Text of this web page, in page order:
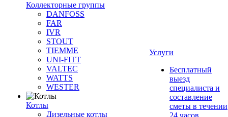
Коллекторные группы
DANFOSS
FAR
IVR
STOUT
TIEMME
UNI-FITT
VALTEC
WATTS
WESTER
Котлы
Дизельные котлы
Услуги
Бесплатный
выезд
специалиста и
составление
сметы в течении
24 часов